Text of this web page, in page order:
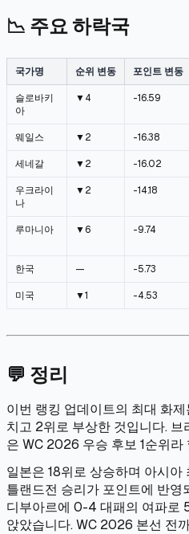
📉 주요 하락국
국가명 순위 변동 포인트 변동
슬로바키
아
▼4 -16.59
웨일스 ▼2 -16.38
세네갈 ▼2 -16.02
우크라이
나
▼2 -14.18
루마니아 ▼6 -9.74
한국 — -5.73
미국 ▼1 -4.53
💬 정리
이번 랭킹 업데이트의 최대 화
치고 2위로 부상한 것입니다. 브
은 WC 2026 우승 후보 1순위라
일본은 18위로 상승하며 아시
틀랜드전 승리가 포인트에 반영
디부아르에 0-4 대패의 여파로
앉았습니다. WC 2026 본선 전